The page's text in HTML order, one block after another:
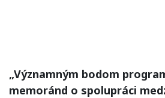
„Významným bodom
memoránd o spolupráci